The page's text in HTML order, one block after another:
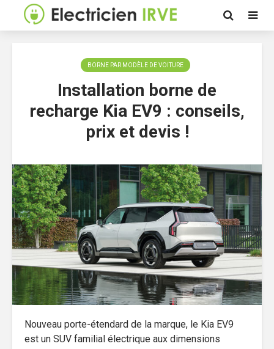
BORNE PAR MODÈLE DE VOITURE
Installation borne de
recharge Kia EV9 : conseils,
prix et devis !
Nouveau porte-étendard de la marque, le Kia EV9
est un SUV familial électrique aux dimensions